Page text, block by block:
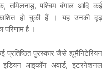
तमिलनाडु, पश्चिम बंगाल आदि कई
हो चुकी हैं । यह उनकी दृढ़
है ।
पुरस्कार जैसे ह्यूमैनिटेरियन
इंडियन आइकॉन अवार्ड, इंटरनेशनल